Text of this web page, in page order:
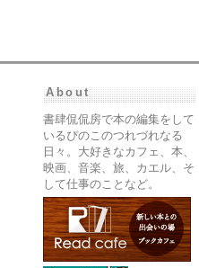
About
書肆侃侃房で本の編集をして
いるぴのこのつれづれなる
日々。大好きなカフェ、本、
映画、音楽、旅、カエル、そ
して仕事のことなど。